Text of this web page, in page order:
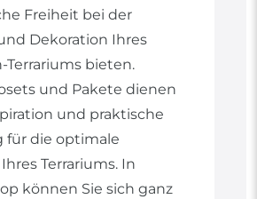
Freiheit bei der
Dekoration Ihres
Terrariums bieten.
und Pakete dienen
und praktische
für die optimale
Terrariums. In
können Sie sich ganz